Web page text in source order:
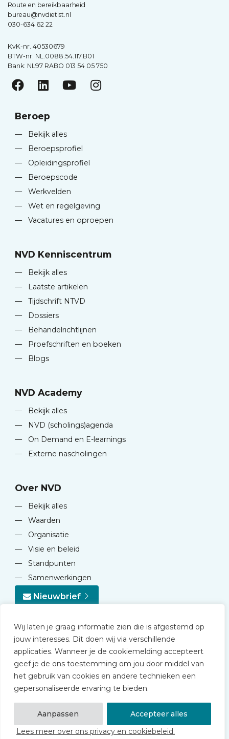
Wij laten je graag informatie zien die is afgestemd op
jouw interesses. Dit doen wij via verschillende
applicaties. Wanneer je de cookiemelding accepteert
geef je de ons toestemming om jou door middel van
het gebruik van cookies en andere technieken een
gepersonaliseerde ervaring te bieden.
Aanpassen
Accepteer alles
Lees meer over ons privacy en cookiebeleid.
Route en bereikbaarheid
bureau@nvdietist.nl
030-634 62 22
KvK-nr. 40530679
BTW-nr. NL.0088.54.117.B01
Bank: NL97 RABO 013 54 05 750
Beroep
—
Bekijk alles
—
Beroepsprofiel
—
Opleidingsprofiel
—
Beroepscode
—
Werkvelden
—
Wet en regelgeving
—
Vacatures en oproepen
NVD Kenniscentrum
—
Bekijk alles
—
Laatste artikelen
—
Tijdschrift NTVD
—
Dossiers
—
Behandelrichtlijnen
—
Proefschriften en boeken
—
Blogs
NVD Academy
—
Bekijk alles
—
NVD (scholings)agenda
—
On Demand en E-learnings
—
Externe nascholingen
Over NVD
—
Bekijk alles
—
Waarden
—
Organisatie
—
Visie en beleid
—
Standpunten
—
Samenwerkingen
Nieuwbrief
© 2026 NVD
Privacy statement
Disclaimer